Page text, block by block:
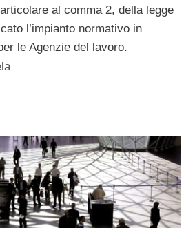
al comma 2, della legge
l’impianto normativo in
le Agenzie del lavoro.